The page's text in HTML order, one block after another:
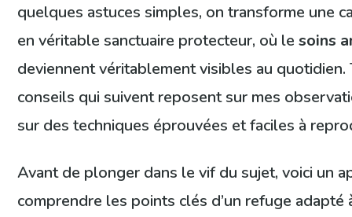
quelques astuces simples, on transforme une
en véritable sanctuaire protecteur, où lesoins
deviennent véritablement visibles au quotidien.
conseils qui suivent reposent sur mes
sur des techniques éprouvées et faciles à
Avant de plonger dans le vif du sujet, voici un
comprendre les points clés d’un refuge adapté